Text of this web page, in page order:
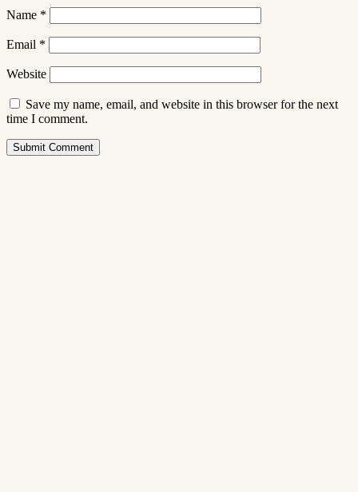
Name *
Email *
Website
Save my name, email, and website in this browser for the next
time I comment.
Submit Comment